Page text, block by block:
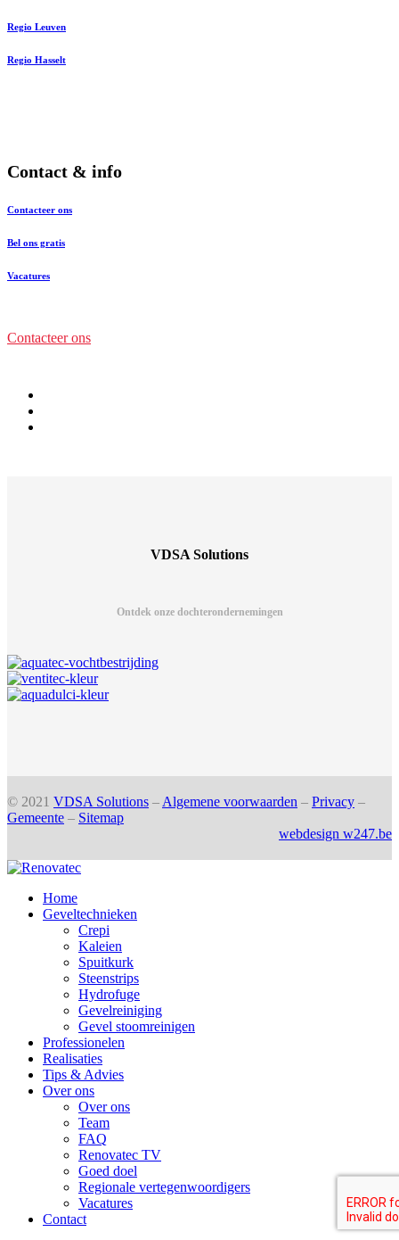
Regio Leuven
Regio Hasselt
Contact & info
Contacteer ons
Bel ons gratis
Vacatures
Contacteer ons
VDSA Solutions
Ontdek onze dochterondernemingen
© 2021 VDSA Solutions – Algemene voorwaarden – Privacy –
Gemeente – Sitemap
webdesign w247.be
Home
Geveltechnieken
Crepi
Kaleien
Spuitkurk
Steenstrips
Hydrofuge
Gevelreiniging
Gevel stoomreinigen
Professionelen
Realisaties
Tips & Advies
Over ons
Over ons
Team
FAQ
Renovatec TV
Goed doel
Regionale vertegenwoordigers
Vacatures
Contact